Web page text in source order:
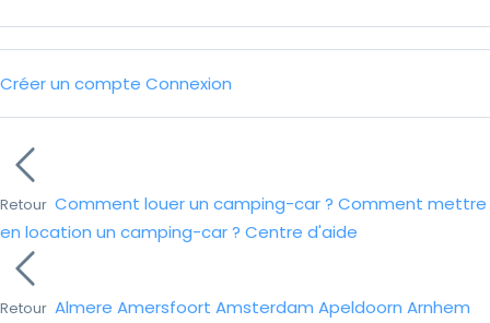
Créer un compte Connexion
Retour Comment louer un camping-car ? Comment mettre
en location un camping-car ? Centre d'aide
Retour Almere Amersfoort Amsterdam Apeldoorn Arnhem